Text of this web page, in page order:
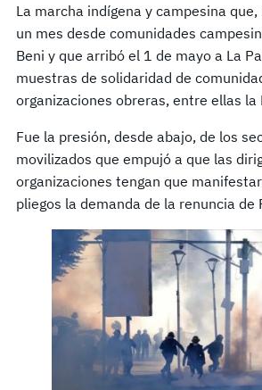
La marcha indígena y campesina
un mes desde comunidades
Beni y que arribó el 1 de mayo a La
muestras de solidaridad de
organizaciones obreras, entre ellas la
Fue la presión, desde abajo, de los
movilizados que empujó a que las
organizaciones tengan que
pliegos la demanda de la renuncia de